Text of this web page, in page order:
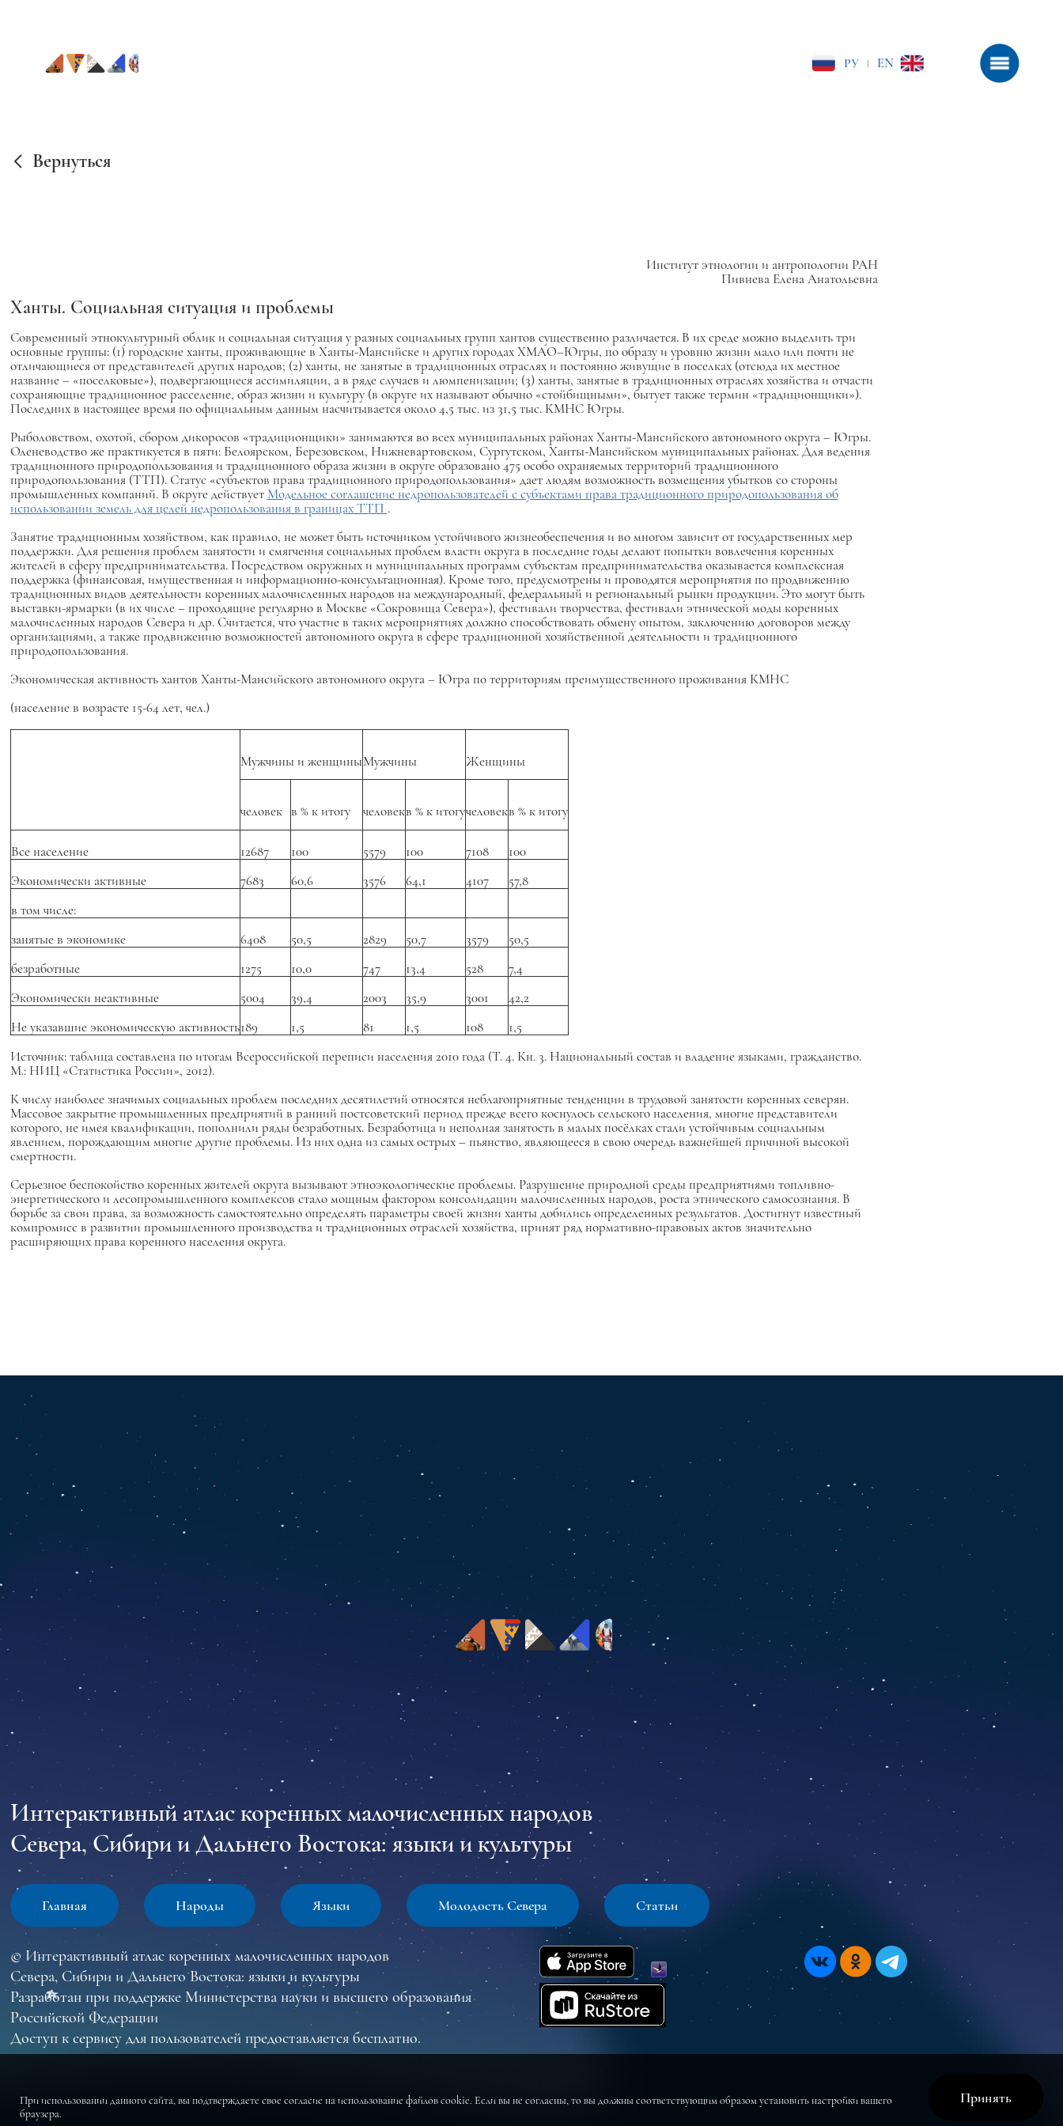
РУ EN
Вернуться
Институт этнологии и антропологии РАН
Пивнева Елена Анатольевна
Ханты. Социальная ситуация и проблемы
Современный этнокультурный облик и социальная ситуация у разных социальных групп хантов существенно различается. В их среде можно выделить три
основные группы: (1) городские ханты, проживающие в Ханты-Мансийске и других городах ХМАО–Югры, по образу и уровню жизни мало или почти не
отличающиеся от представителей других народов; (2) ханты, не занятые в традиционных отраслях и постоянно живущие в поселках (отсюда их местное
название – «поселковые»), подвергающиеся ассимиляции, а в ряде случаев и люмпенизации; (3) ханты, занятые в традиционных отраслях хозяйства и отчасти
сохраняющие традиционное расселение, образ жизни и культуру (в округе их называют обычно «стойбищными», бытует также термин «традиционщики»).
Последних в настоящее время по официальным данным насчитывается около 4,5 тыс. из 31,5 тыс. КМНС Югры.
Рыболовством, охотой, сбором дикоросов «традиционщики» занимаются во всех муниципальных районах Ханты-Мансийского автономного округа – Югры.
Оленеводство же практикуется в пяти: Белоярском, Березовском, Нижневартовском, Сургутском, Ханты-Мансийском муниципальных районах. Для ведения
традиционного природопользования и традиционного образа жизни в округе образовано 475 особо охраняемых территорий традиционного
природопользования (ТТП). Статус «субъектов права традиционного природопользования» дает людям возможность возмещения убытков со стороны
промышленных компаний. В округе действует Модельное соглашение недропользователей с субъектами права традиционного природопользования об
использовании земель для целей недропользования в границах ТТП .
Занятие традиционным хозяйством, как правило, не может быть источником устойчивого жизнеобеспечения и во многом зависит от государственных мер
поддержки. Для решения проблем занятости и смягчения социальных проблем власти округа в последние годы делают попытки вовлечения коренных
жителей в сферу предпринимательства. Посредством окружных и муниципальных программ субъектам предпринимательства оказывается комплексная
поддержка (финансовая, имущественная и информационно-консультационная). Кроме того, предусмотрены и проводятся мероприятия по продвижению
традиционных видов деятельности коренных малочисленных народов на международный, федеральный и региональный рынки продукции. Это могут быть
выставки-ярмарки (в их числе – проходящие регулярно в Москве «Сокровища Севера»), фестивали творчества, фестивали этнической моды коренных
малочисленных народов Севера и др. Считается, что участие в таких мероприятиях должно способствовать обмену опытом, заключению договоров между
организациями, а также продвижению возможностей автономного округа в сфере традиционной хозяйственной деятельности и традиционного
природопользования.
Экономическая активность хантов Ханты-Мансийского автономного округа – Югра по территориям преимущественного проживания КМНС
(население в возрасте 15-64 лет, чел.)
Мужчины и женщиныМужчины Женщины
человек в % к итогу человекв % к итогучеловекв % к итогу
Все население 12687 100 5579 100 7108
100
Экономически активные
7683 60,6 3576 64,1 4107
57,8
в том числе:
занятые в экономике
6408 50,5 2829 50,7 3579
50,5
безработные
1275 10,0 747 13,4 528
7,4
Экономически неактивные
5004 39,4 2003 35,9 3001
42,2
Не указавшие экономическую активность189 1,5 81 1,5 108
1,5
Источник: таблица составлена по итогам Всероссийской переписи населения 2010 года (Т. 4. Кн. 3. Национальный состав и владение языками, гражданство.
М.: НИЦ «Статистика России», 2012).
К числу наиболее значимых социальных проблем последних десятилетий относятся неблагоприятные тенденции в трудовой занятости коренных северян.
Массовое закрытие промышленных предприятий в ранний постсоветский период прежде всего коснулось сельского населения, многие представители
которого, не имея квалификации, пополнили ряды безработных. Безработица и неполная занятость в малых посёлках стали устойчивым социальным
явлением, порождающим многие другие проблемы. Из них одна из самых острых – пьянство, являющееся в свою очередь важнейшей причиной высокой
смертности.
Серьезное беспокойство коренных жителей округа вызывают этноэкологические проблемы. Разрушение природной среды предприятиями топливно-
энергетического и лесопромышленного комплексов стало мощным фактором консолидации малочисленных народов, роста этнического самосознания. В
борьбе за свои права, за возможность самостоятельно определять параметры своей жизни ханты добились определенных результатов. Достигнут известный
компромисс в развитии промышленного производства и традиционных отраслей хозяйства, принят ряд нормативно-правовых актов значительно
расширяющих права коренного населения округа.
Интерактивный атлас коренных малочисленных народов
Севера, Сибири и Дальнего Востока: языки и культуры
Главная Народы Языки Молодость Севера Статьи
© Интерактивный атлас коренных малочисленных народов
Севера, Сибири и Дальнего Востока: языки и культуры
Разработан при поддержке Министерства науки и высшего образования
Российской Федерации
Доступ к сервису для пользователей предоставляется бесплатно.
При использовании данного сайта, вы подтверждаете свое согласие на использование файлов cookie. Если вы не согласны, то вы должны соответствующим образом установить настройки вашего
браузера.
Принять